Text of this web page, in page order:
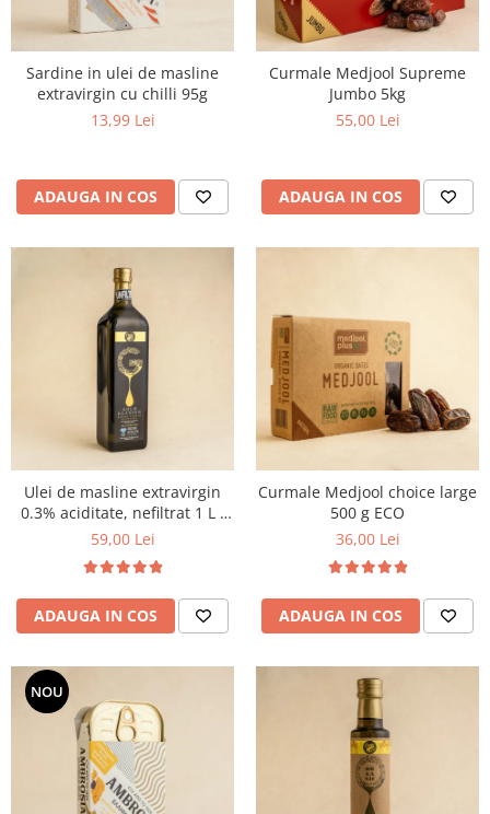
Sardine in ulei de masline
extravirgin cu chilli 95g
13,99 Lei
ADAUGA IN COS
Curmale Medjool Supreme
Jumbo 5kg
55,00 Lei
ADAUGA IN COS
Ulei de masline extravirgin
0.3% aciditate, nefiltrat 1 L -
presat la rece
59,00 Lei
ADAUGA IN COS
Curmale Medjool choice large
500 g ECO
36,00 Lei
ADAUGA IN COS
NOU